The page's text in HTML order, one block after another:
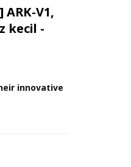
ARK-V1,
kecil -
innovative